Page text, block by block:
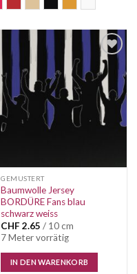
Auf die
Wunschliste
GEMUSTERT
Baumwolle Jersey
BORDÜRE Fans blau
schwarz weiss
CHF 2.65 / 10 cm
7 Meter vorrätig
IN DEN WARENKORB